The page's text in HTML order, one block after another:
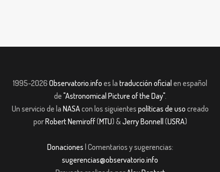
1995-2026 Observatorio.info es la traducción oficial en español
de "Astronomical Picture of the Day".
Un servicio de la NASAcon los siguientes políticas de uso creado
porRobert Nemiroff(MTU) &Jerry Bonnell (USRA)
Donaciones | Comentarios y sugerencias:
sugerencias@observatorio.info